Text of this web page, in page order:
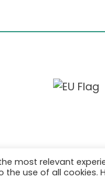
most relevant
the use of all